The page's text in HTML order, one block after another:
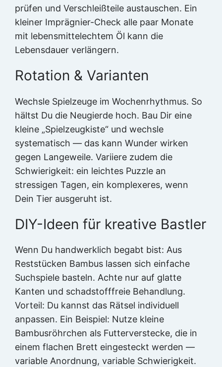
prüfen und Verschleißteile austauschen. Ein
kleiner Imprägnier-Check alle paar Monate
mit lebensmittelechtem Öl kann die
Lebensdauer verlängern.
Rotation & Varianten
Wechsle Spielzeuge im Wochenrhythmus. So
hältst Du die Neugierde hoch. Bau Dir eine
kleine „Spielzeugkiste“ und wechsle
systematisch — das kann Wunder wirken
gegen Langeweile. Variiere zudem die
Schwierigkeit: ein leichtes Puzzle an
stressigen Tagen, ein komplexeres, wenn
Dein Tier ausgeruht ist.
DIY-Ideen für kreative Bastler
Wenn Du handwerklich begabt bist: Aus
Reststücken Bambus lassen sich einfache
Suchspiele basteln. Achte nur auf glatte
Kanten und schadstofffreie Behandlung.
Vorteil: Du kannst das Rätsel individuell
anpassen. Ein Beispiel: Nutze kleine
Bambusröhrchen als Futterverstecke, die in
einem flachen Brett eingesteckt werden —
variable Anordnung, variable Schwierigkeit.